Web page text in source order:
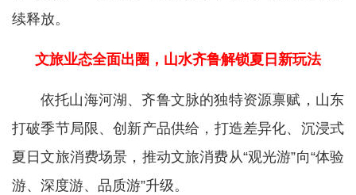
续释放。
文旅业态全面出圈，山水齐鲁解锁夏日新玩法
依托山海河湖、齐鲁文脉的独特资源禀赋，山东
打破季节局限、创新产品供给，打造差异化、沉浸式
夏日文旅消费场景，推动文旅消费从“观光游”向“体验
游、深度游、品质游”升级。